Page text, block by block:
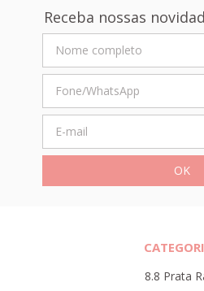
Receba nossas
8.8 Prata